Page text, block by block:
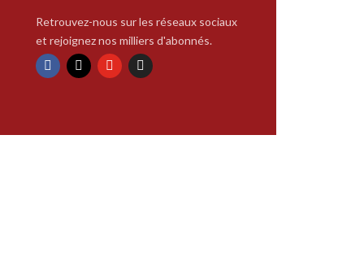
Retrouvez-nous sur les réseaux sociaux
et rejoignez nos milliers d'abonnés.